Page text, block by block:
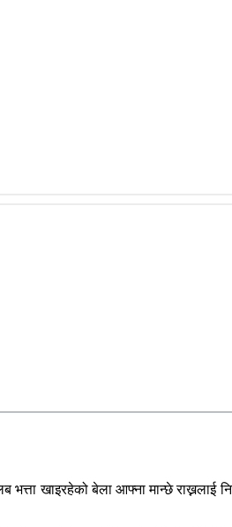
खाइरहेको बेला आफ्ना मान्छे राख्नलाई